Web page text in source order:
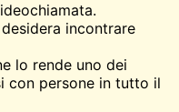
incontrare
lo rende uno dei
con persone in tutto il